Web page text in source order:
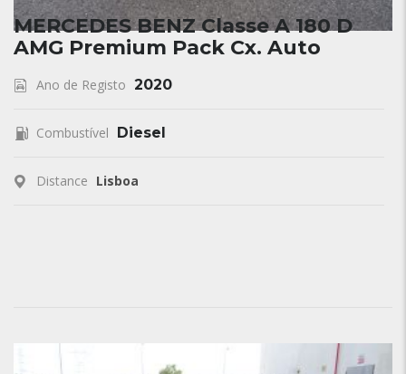
MERCEDES BENZ Classe A 180 D
AMG Premium Pack Cx. Auto
Ano de Registo 2020
Combustível Diesel
Distance Lisboa